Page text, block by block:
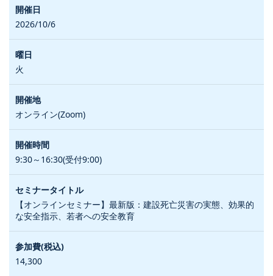
2026/10/6
火
オンライン(Zoom)
9:30～16:30(受付9:00)
【オンラインセミナー】最新版：建設死亡災害の実態、効果的
な安全指示、若者への安全教育
14,300